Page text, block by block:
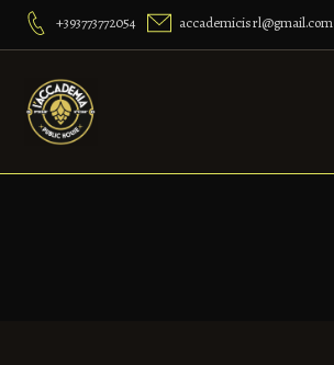
+393773772054 accademicisrl@gmail.com